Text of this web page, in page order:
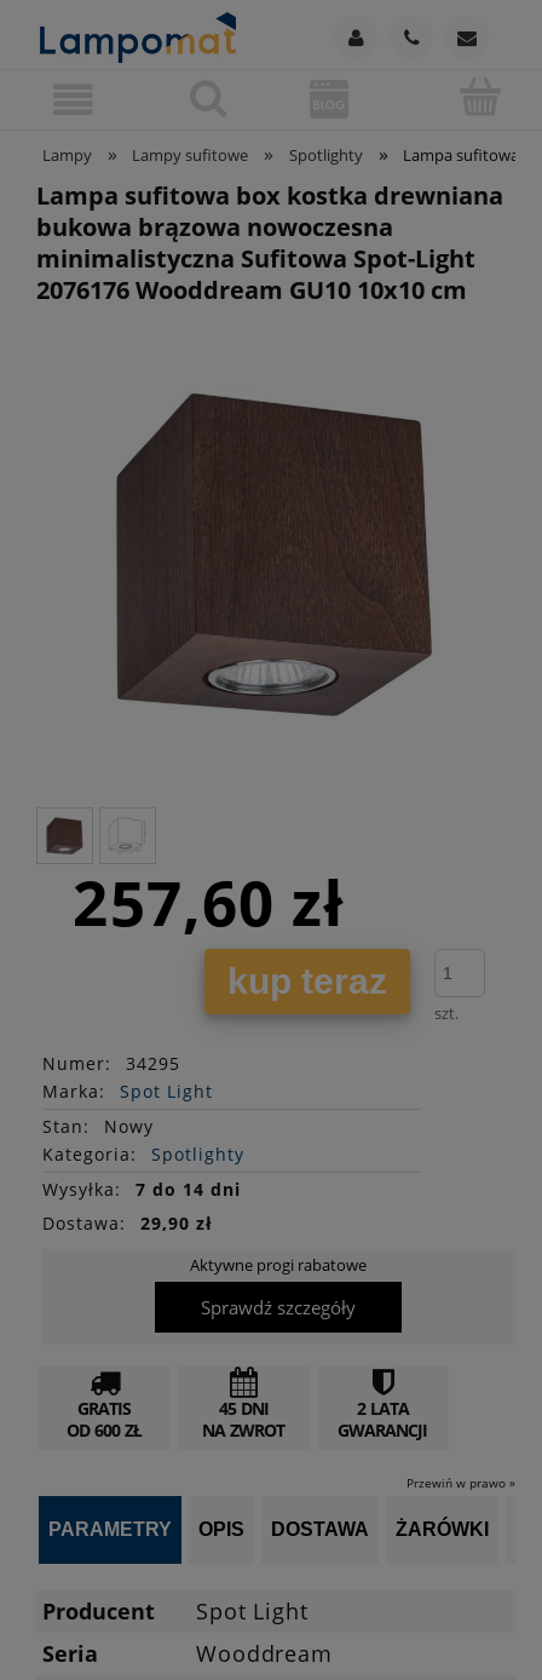
Lampy » Lampy sufitowe » Spotlighty » Lampa sufitowa
Lampa sufitowa box kostka drewniana
bukowa brązowa nowoczesna
minimalistyczna Sufitowa Spot-Light
2076176 Wooddream GU10 10x10 cm
257,60 zł
kup teraz
szt.
Numer:
34295
Marka:
Spot Light
Stan:
Nowy
Kategoria:
Spotlighty
Wysyłka:
7 do 14 dni
Dostawa:
29,90 zł
Aktywne progi rabatowe
Sprawdź szczegóły
GRATIS
OD 600 ZŁ
45 DNI
NA ZWROT
2 LATA
GWARANCJI
Przewiń w prawo »
PARAMETRY OPIS DOSTAWA ŻARÓWKI
Producent
Spot Light
Seria
Wooddream